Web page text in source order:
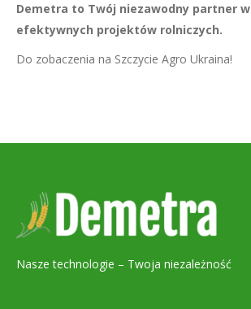
Demetra to Twój niezawodny partner
efektywnych projektów rolniczych.
Do zobaczenia na Szczycie Agro Ukraina!
Nasze technologie – Twoja niezależność